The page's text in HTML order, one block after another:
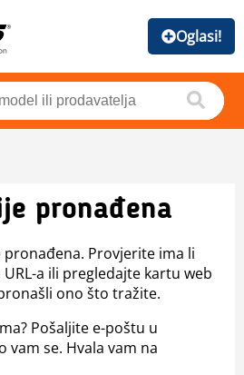
Oglasi!
pronađena
Provjerite ima li
a ili pregledajte kartu web
ono što tražite.
Pošaljite e-poštu u
vam se. Hvala vam na